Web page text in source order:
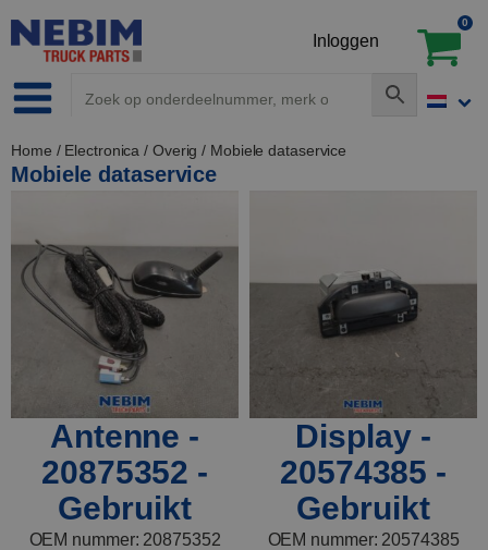
Inloggen
0
Home / Electronica / Overig / Mobiele dataservice
Mobiele dataservice
Antenne -
20875352 -
Gebruikt
OEM nummer: 20875352
Display -
20574385 -
Gebruikt
OEM nummer: 20574385